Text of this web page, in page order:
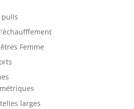
Femme
larges